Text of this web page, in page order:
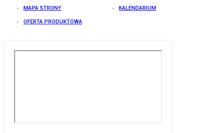
MAPA STRONY KALENDARIUM
OFERTA PRODUKTOWA